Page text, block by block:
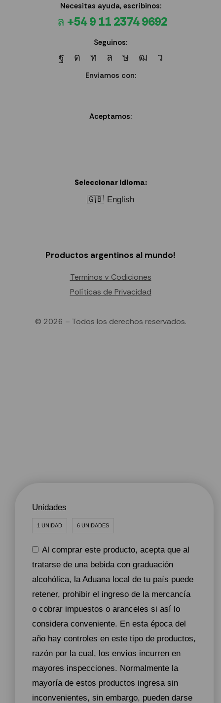
Unidades
1 UNIDAD 6 UNIDADES
Al comprar este producto, acepta que al
tratarse de una bebida con graduación
alcohólica, la Aduana local de tu país puede
retener, prohibir el ingreso de la mercancía
o cobrar impuestos o aranceles si así lo
considera conveniente. En esta época del
año hay controles en este tipo de productos,
razón por la cual, los envíos incurren en
mayores inspecciones. Normalmente la
mayoría de estos productos ingresa sin
inconvenientes, sin embargo, pueden darse
Necesitas ayuda, escribinos:
+54 9 11 2374 9692
Seguinos:
Enviamos con:
Aceptamos:
Seleccionar idioma:
🇬🇧 English
Productos argentinos al mundo!
Terminos y Codiciones
Políticas de Privacidad
© 2026 – Todos los derechos reservados.